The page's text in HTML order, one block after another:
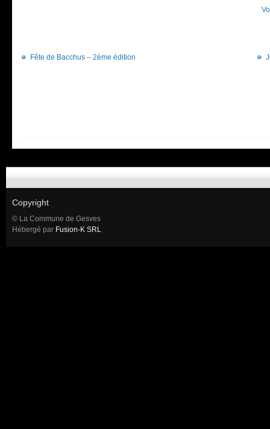
Fête de Bacchus – 2ème édition
Copyright
© La Commune de Gesves
Hébergé par Fusion-K SRL